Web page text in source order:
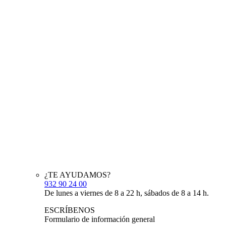
¿TE AYUDAMOS?
932 90 24 00
De lunes a viernes de 8 a 22 h, sábados de 8 a 14 h.
ESCRÍBENOS
Formulario de información general